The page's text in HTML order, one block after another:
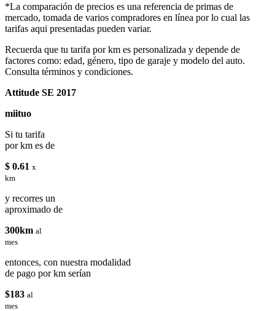
*La comparación de precios es una referencia de primas de
mercado, tomada de varios compradores en línea por lo cual las
tarifas aqui presentadas pueden variar.
Recuerda que tu tarifa por km es personalizada y depende de
factores como: edad, género, tipo de garaje y modelo del auto.
Consulta términos y condiciones.
Attitude SE 2017
miituo
Si tu tarifa
por km es de
$ 0.61 x
km
y recorres un
aproximado de
300km al
mes
entonces, con nuestra modalidad
de pago por km serían
$183 al
mes